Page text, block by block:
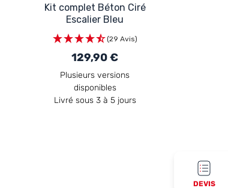
Kit complet Béton Ciré
Escalier Bleu
(29 Avis)
129,90 €
Plusieurs versions
disponibles
Livré sous 3 à 5 jours
DEVIS